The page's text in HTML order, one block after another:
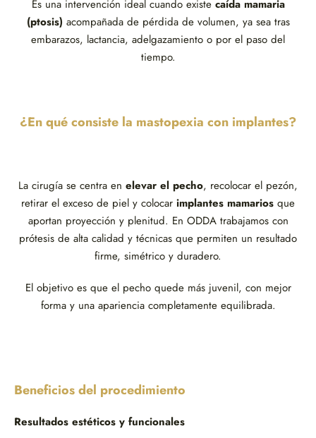
Es una intervención ideal cuando existe caída mamaria
(ptosis) acompañada de pérdida de volumen, ya sea tras
embarazos, lactancia, adelgazamiento o por el paso del
tiempo.
¿En qué consiste la mastopexia con implantes?
La cirugía se centra en elevar el pecho, recolocar el pezón,
retirar el exceso de piel y colocar implantes mamarios que
aportan proyección y plenitud. En ODDA trabajamos con
prótesis de alta calidad y técnicas que permiten un resultado
firme, simétrico y duradero.
El objetivo es que el pecho quede más juvenil, con mejor
forma y una apariencia completamente equilibrada.
Beneficios del procedimiento
Resultados estéticos y funcionales